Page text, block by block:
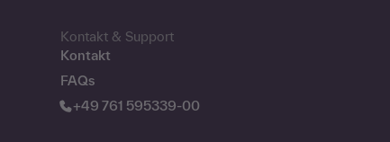
Kontakt & Support
Kontakt
FAQs
+49 761 595339-00